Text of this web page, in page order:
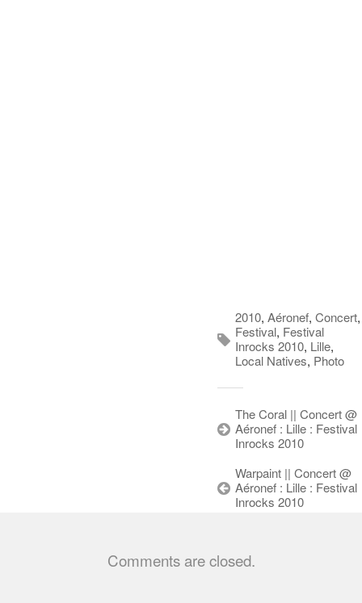
2010, Aéronef, Concert,
Festival, Festival
Inrocks 2010, Lille,
Local Natives, Photo
The Coral || Concert @
Aéronef : Lille : Festival
Inrocks 2010
Warpaint || Concert @
Aéronef : Lille : Festival
Inrocks 2010
Comments are closed.